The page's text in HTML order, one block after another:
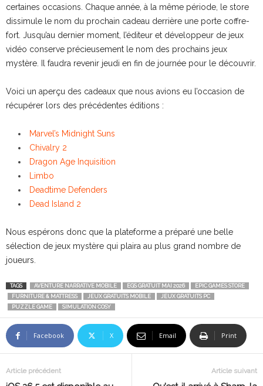
certaines occasions. Chaque année, à la même période, le store
dissimule le nom du prochain cadeau derrière une porte coffre-
fort. Jusqu’au dernier moment, l’éditeur et développeur de jeux
vidéo conserve précieusement le nom des prochains jeux
mystère. Il faudra revenir jeudi en fin de journée pour le découvrir.
Voici un aperçu des cadeaux que nous avions eu l’occasion de
récupérer lors des précédentes éditions :
Marvel’s Midnight Suns
Chivalry 2
Dragon Age Inquisition
Limbo
Deadtime Defenders
Dead Island 2
Nous espérons donc que la plateforme a préparé une belle
sélection de jeux mystère qui plaira au plus grand nombre de
joueurs.
TAGS AVENTURE NARRATIVE MOBILE EGS GRATUIT MAI 2026
EPIC GAMES STORE
FURNITURE & MATTRESS
JEUX GRATUITS MOBILE
JEUX GRATUITS PC
PUZZLE GAME
SIMULATION COSY
Facebook X Email Print
Article précédent Article suivant